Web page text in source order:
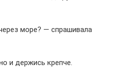
море? — спрашивала
и держись крепче.